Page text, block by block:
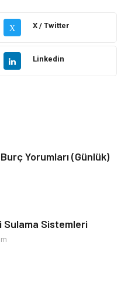
İnternet
Politika & Siyaset
Alışveriş
X X / Twitter
Linkedin
Yorumları (Günlük)
Sulama Sistemleri